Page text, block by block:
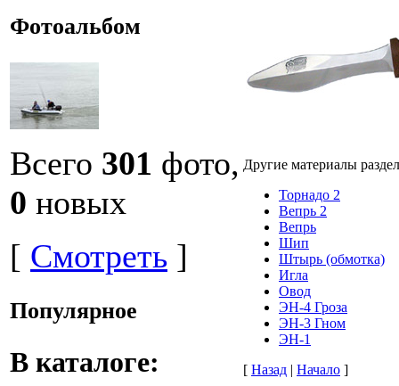
Фотоальбом
Всего 301 фото,
0 новых
[ Смотреть ]
Популярное
В каталоге:
Другие материалы
Торнадо 2
Вепрь 2
Вепрь
Шип
Штырь (обмотка)
Игла
Овод
ЭН-4 Гроза
ЭН-3 Гном
ЭН-1
[ Назад | Начало ]